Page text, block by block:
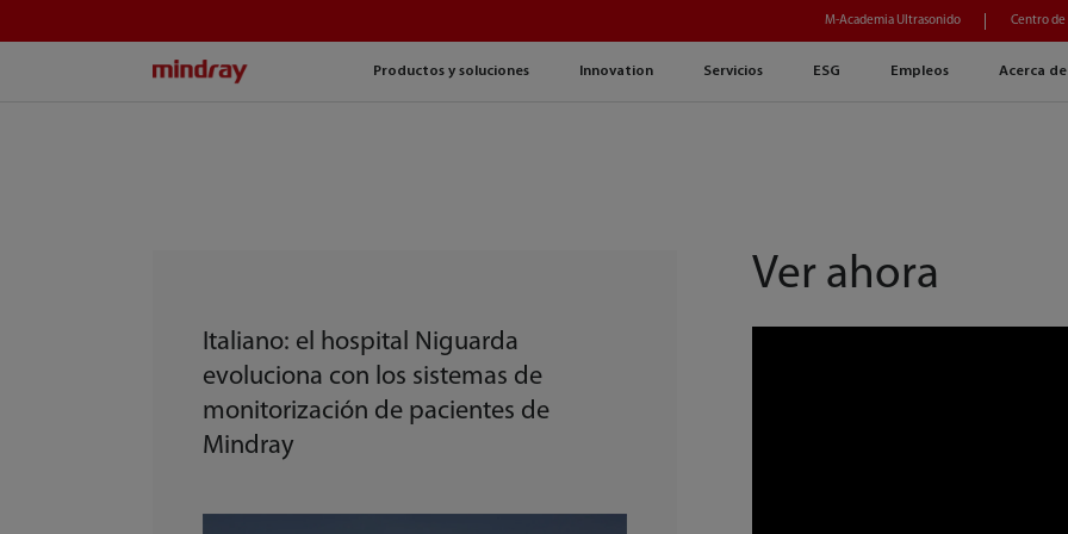
Productos y soluciones Innovation Servicios ESG Empleos Acerca
M-Academia Ultrasonido Centro de
Italiano: el hospital Niguarda
evoluciona con los sistemas de
monitorización de pacientes de
Mindray
Ver ahora